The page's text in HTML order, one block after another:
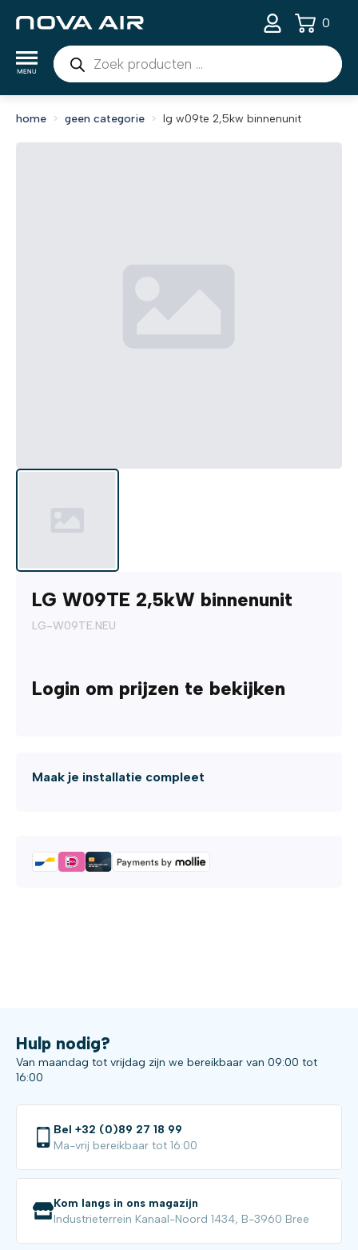
Producten
zoeken
0
home geen categorie lg w09te 2,5kw binnenunit
LG W09TE 2,5kW binnenunit
LG-W09TE.NEU
Login om prijzen te bekijken
Maak je installatie compleet
Hulp nodig?
Van maandag tot vrijdag zijn we bereikbaar van 09:00 tot
16:00
Bel +32 (0)89 27 18 99
Ma-vrij bereikbaar tot 16:00
Kom langs in ons magazijn
Industrieterrein Kanaal-Noord 1434, B-3960 Bree